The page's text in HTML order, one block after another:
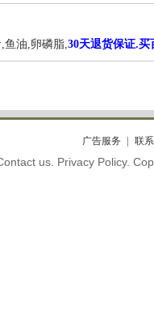
鱼油,卵磷脂,30天退货保证.买
广告服务 联
us. Privacy Policy.